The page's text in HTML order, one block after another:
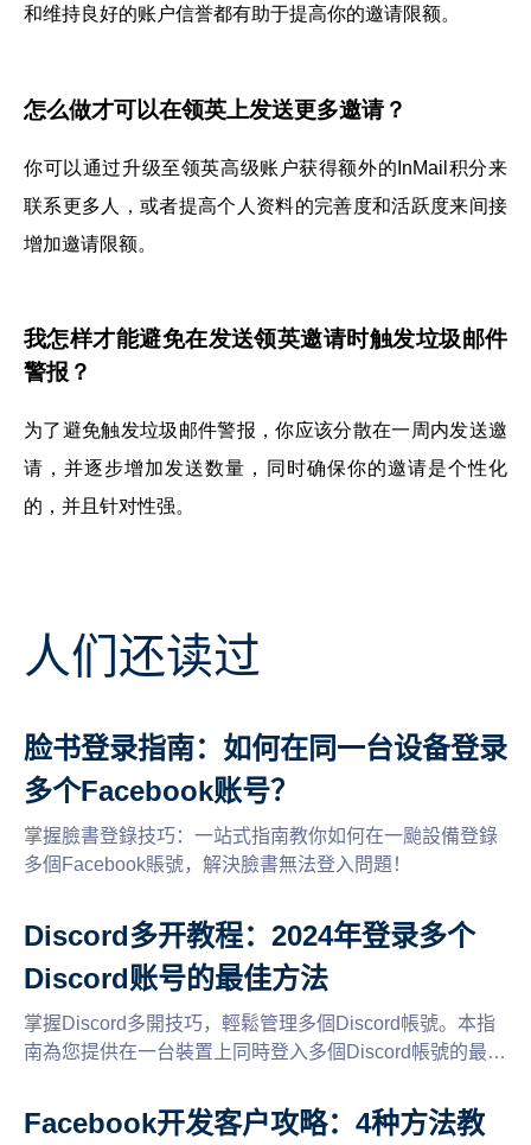
和维持良好的账户信誉都有助于提高你的邀请限额。
怎么做才可以在领英上发送更多邀请？
你可以通过升级至领英高级账户获得额外的InMail积分来
联系更多人，或者提高个人资料的完善度和活跃度来间接
增加邀请限额。
我怎样才能避免在发送领英邀请时触发垃圾邮件
警报？
为了避免触发垃圾邮件警报，你应该分散在一周内发送邀
请，并逐步增加发送数量，同时确保你的邀请是个性化
的，并且针对性强。
人们还读过
脸书登录指南：如何在同一台设备登录
多个Facebook账号？
掌握臉書登錄技巧：一站式指南教你如何在一颱設備登錄
多個Facebook賬號，解決臉書無法登入問題！
Discord多开教程：2024年登录多个
Discord账号的最佳方法
掌握Discord多開技巧，輕鬆管理多個Discord帳號。本指
南為您提供在一台裝置上同時登入多個Discord帳號的最佳
Facebook开发客户攻略：4种方法教